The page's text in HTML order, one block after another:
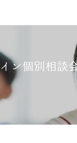
ン個別相談